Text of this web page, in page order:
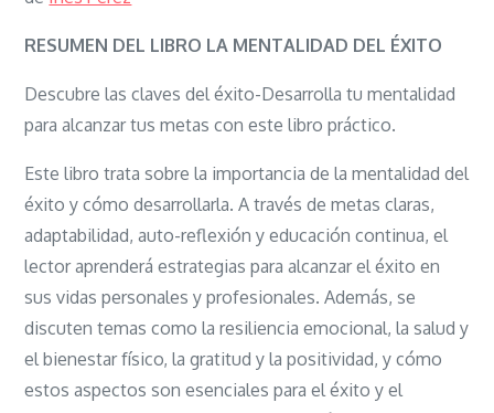
mentalidad
éxito
RESUMEN DEL LIBRO LA MENTALIDAD DEL ÉXITO
Descubre las claves del éxito-Desarrolla tu mentalidad
para alcanzar tus metas con este libro práctico.
Este libro trata sobre la importancia de la mentalidad del
éxito y cómo desarrollarla. A través de metas claras,
adaptabilidad, auto-reflexión y educación continua, el
lector aprenderá estrategias para alcanzar el éxito en
sus vidas personales y profesionales. Además, se
discuten temas como la resiliencia emocional, la salud y
el bienestar físico, la gratitud y la positividad, y cómo
estos aspectos son esenciales para el éxito y el